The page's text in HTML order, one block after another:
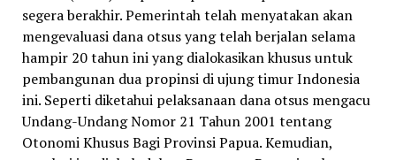
segera berakhir. Pemerintah telah menyatakan akan
mengevaluasi dana otsus yang telah berjalan selama
hampir 20 tahun ini yang dialokasikan khusus untuk
pembangunan dua propinsi di ujung timur Indonesia
ini. Seperti diketahui pelaksanaan dana otsus mengacu
Undang-Undang Nomor 21 Tahun 2001 tentang
Otonomi Khusus Bagi Provinsi Papua. Kemudian,